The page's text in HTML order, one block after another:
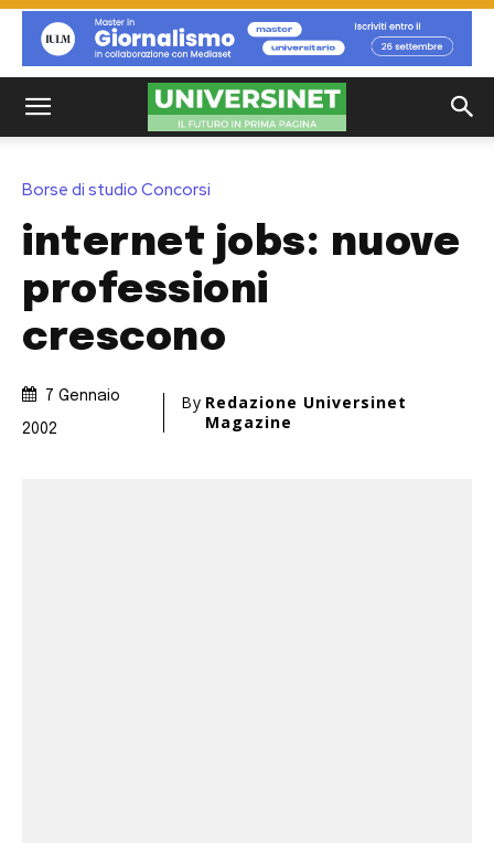
Borse di studio Concorsi
internet jobs: nuove
professioni
crescono
7 Gennaio
2002
By Redazione Universinet
Magazine